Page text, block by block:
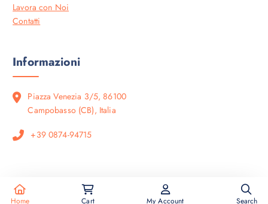
Lavora con Noi
Contatti
Informazioni
Piazza Venezia 3/5, 86100
Campobasso (CB), Italia
+39 0874-94715
Copyright © 2026 AC Solution & Technology
Home Cart My Account Search